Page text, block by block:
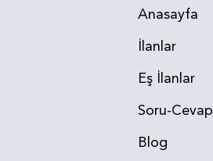
Anasayfa
İlanlar
Eş İlanlar
Soru-Cevap
Blog